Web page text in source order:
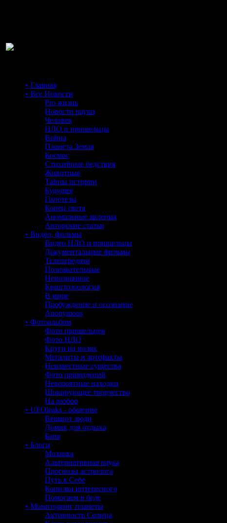
• Главная
• Все Новости
Pro жизнь
Новости науки
Человек
НЛО и пришельцы
Война
Планета Земля
Космос
Стихийные бедствия
Животные
Тайны истории
Будущее
Гипотезы
Конец света
Аномальные явления
Авторские статьи
• Видео, фильмы
Видео НЛО и пришельцы
Документальные фильмы
Телепередачи
Познавательные
Непознанное
Криптозоология
В мире
Пробуждение и осознание
Anonymous
• Фотоальбом
Фото пришельцев
Фото НЛО
Круги на полях
Мегалиты и артефакты
Неизвестные существа
Фото привидений
Невероятные находки
Шокирующее творчество
На разбор
• UFOleaks - общение
Вещают люди
Домик для отдыха
Баня
• Блоги
Мозаика
Альтернативная наука
Прогнозы астролога
Путь к Себе
Копилка интересного
Помогаем в беде
• Мониторинг планеты
Активность Солнца